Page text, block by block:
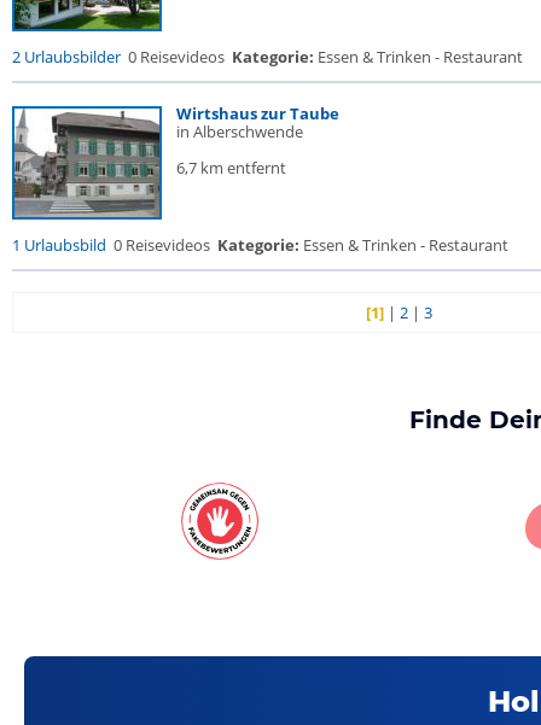
2 Urlaubsbilder 0 Reisevideos Kategorie: Essen & Trinken - Restaurant
Wirtshaus zur Taube
in Alberschwende
6,7 km entfernt
1 Urlaubsbild 0 Reisevideos Kategorie: Essen & Trinken - Restaurant
[1] |2 |3
Finde